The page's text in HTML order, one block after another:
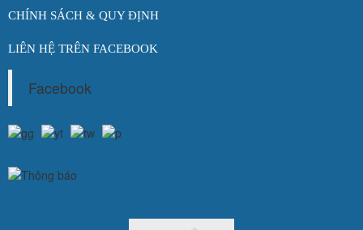
CHÍNH SÁCH & QUY ĐỊNH
LIÊN HỆ TRÊN FACEBOOK
Facebook